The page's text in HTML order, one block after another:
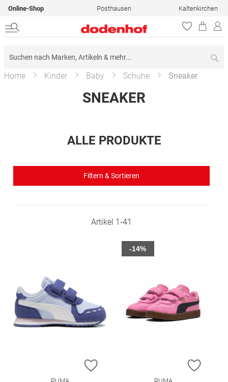
Online-Shop Posthausen Kaltenkirchen
Home Kinder Baby Schuhe Sneaker
SNEAKER
ALLE PRODUKTE
Filtern & Sortieren
Artikel 1-41
ZUR WUNSCHLISTE HINZUFÜGEN
ZUR
-14%